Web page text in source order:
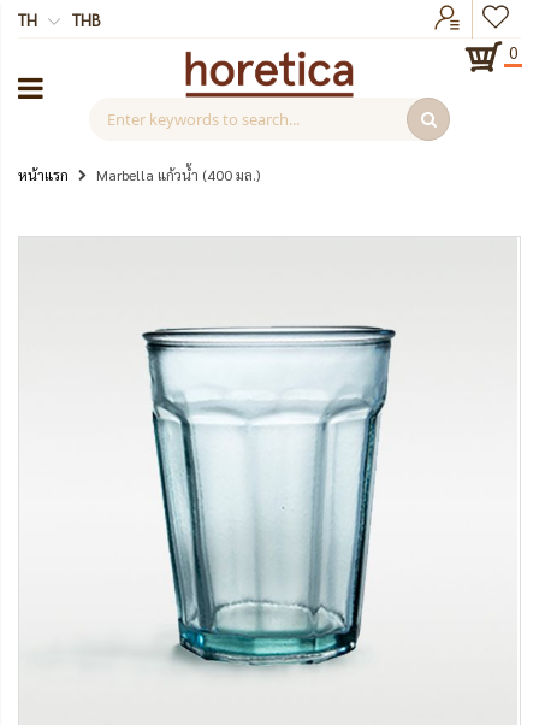
TH
THB
0
หน้าแรก Marbella แก้วน้ำ (400 มล.)